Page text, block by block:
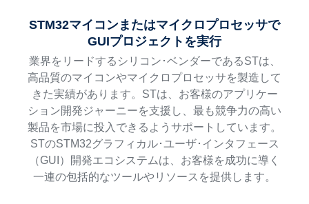
STM32マイコンまたはマイクロプロセッサで
GUIプロジェクトを実行
業界をリードするシリコン･ベンダーであるSTは、
高品質のマイコンやマイクロプロセッサを製造して
きた実績があります。STは、お客様のアプリケー
ション開発ジャーニーを支援し、最も競争力の高い
製品を市場に投入できるようサポートしています。
STのSTM32グラフィカル･ユーザ･インタフェース
（GUI）開発エコシステムは、お客様を成功に導く
一連の包括的なツールやリソースを提供します。